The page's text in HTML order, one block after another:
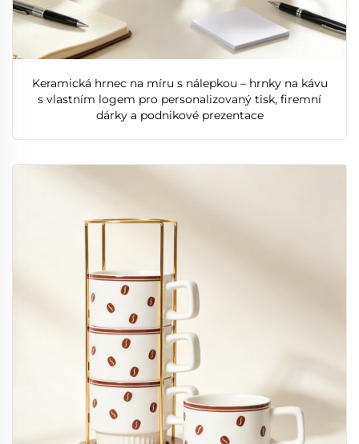
Keramická hrnec na míru s nálepkou – hrnky na kávu
s vlastním logem pro personalizovaný tisk, firemní
dárky a podnikové prezentace